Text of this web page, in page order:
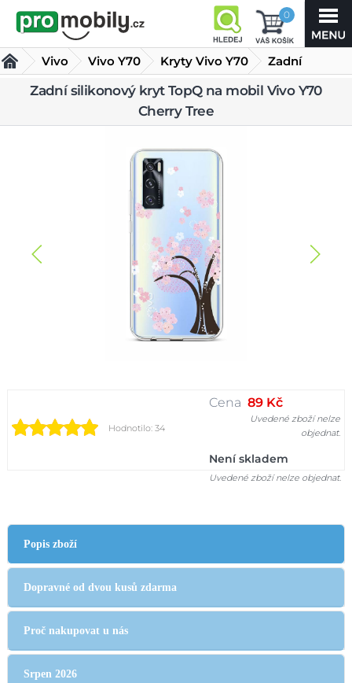
0
Vivo Vivo Y70 Kryty Vivo Y70
Zadní
silikonový
kryt TopQ na mobil Vivo Y70 Cherry Tree
Zadní silikonový kryt TopQ na mobil Vivo Y70
Cherry Tree
Hodnotilo: 34
Cena 89 Kč
Uvedené zboží nelze
objednat.
Není skladem
Uvedené zboží nelze objednat.
Popis zboží
Dopravné od dvou kusů zdarma
Proč nakupovat u nás
Srpen 2026